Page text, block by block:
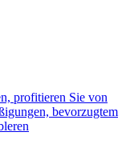
profitieren Sie von
bevorzugtem